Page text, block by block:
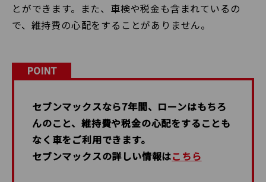
とができます。また、車検や税金も含まれているの
で、維持費の心配をすることがありません。
POINT
セブンマックスなら7年間、ローンはもちろ
んのこと、維持費や税金の心配をすることも
なく車をご利用できます。
セブンマックスの詳しい情報はこちら